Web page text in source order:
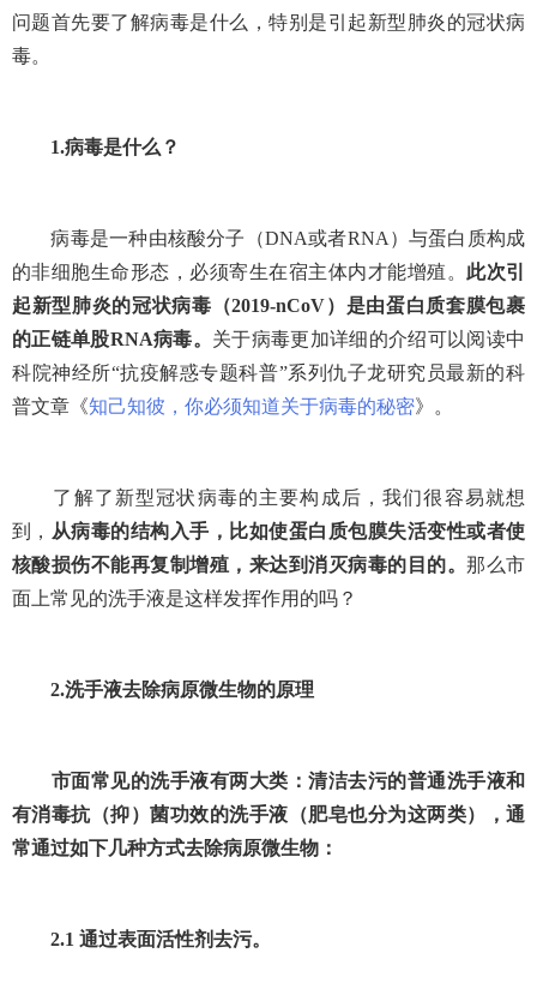
问题首先要了解病毒是什么，特别是引起新型肺炎的冠状病
毒。
1.病毒是什么？
病毒是一种由核酸分子（DNA或者RNA ）与蛋白质构成
的非细胞生命形态，必须寄生在宿主体内才能增殖。 此次引
起新型肺炎的冠状病毒（2019-nCoV）是由蛋白质套膜包裹
的正链单股RNA病毒。 关于病毒更加详细的介绍可以阅读中
科院神经所“抗疫解惑专题科普”系列仇子龙研究员最新的科
普文章《知己知彼，你必须知道关于病毒的秘密》。
了解了新型冠状病毒的主要构成后，我们很容易就想
到， 从病毒的结构入手，比如使蛋白质包膜失活变性或者使
核酸损伤不能再复制增殖，来达到消灭病毒的目的。那么市
面上常见的洗手液是这样发挥作用的吗？
2.洗手液去除病原微生物的原理
市面常见的洗手液有两大类：清洁去污的普通洗手液和
有消毒抗（抑）菌功效的洗手液（肥皂也分为这两类），通
常通过如下几种方式去除病原微生物：
2.1 通过表面活性剂去污。